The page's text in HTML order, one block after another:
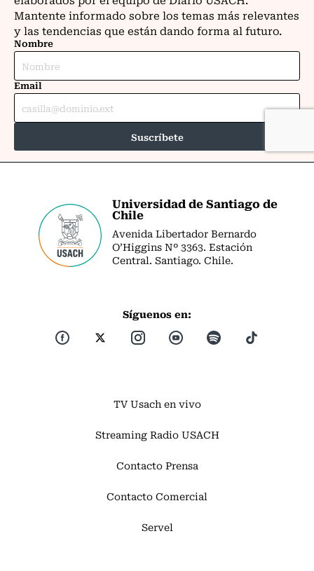
Universidad de Santiago de
Chile
Avenida Libertador Bernardo
O’Higgins Nº 3363. Estación
Central. Santiago. Chile.
Síguenos en:
TV Usach en vivo
Streaming Radio USACH
Contacto Prensa
Contacto Comercial
Servel